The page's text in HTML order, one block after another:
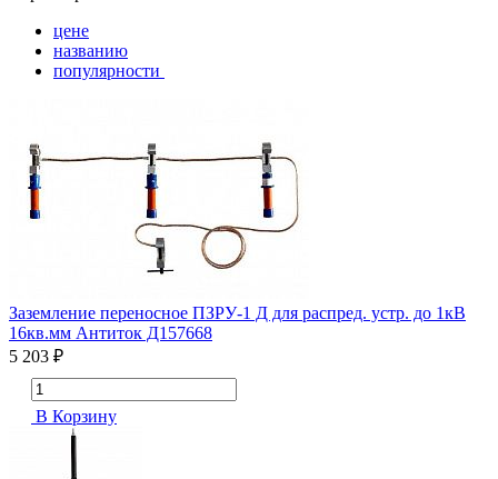
цене
названию
популярности
Заземление переносное ПЗРУ-1 Д для распред. устр. до 1кВ
16кв.мм Антиток Д157668
5 203 ₽
В Корзину